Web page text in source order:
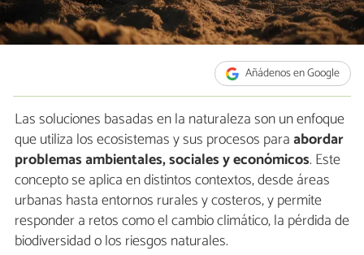
Añádenos en Google
Las soluciones basadas en la naturaleza son un enfoque
que utiliza los ecosistemas y sus procesos paraabordar
problemas ambientales, sociales y económicos. Este
concepto se aplica en distintos contextos, desde áreas
urbanas hasta entornos rurales y costeros, y permite
responder a retos como el cambio climático, la pérdida de
biodiversidad o los riesgos naturales.